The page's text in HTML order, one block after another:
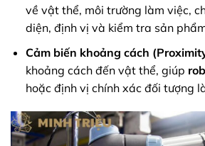
về vật thể, môi trường làm việc,
diện, định vị và kiểm tra sản
Cảm biến khoảng cách
khoảng cách đến vật thể, giúp
hoặc định vị chính xác đối tượng